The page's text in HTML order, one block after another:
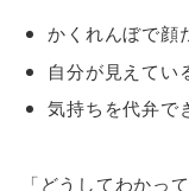
かくれんぼで顔
自分が見えてい
気持ちを代弁で
「どうしてわかっ